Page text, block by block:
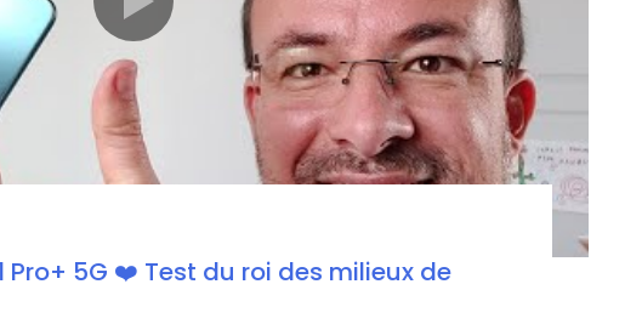
Pro+ 5G ❤️ Test du roi des milieux de